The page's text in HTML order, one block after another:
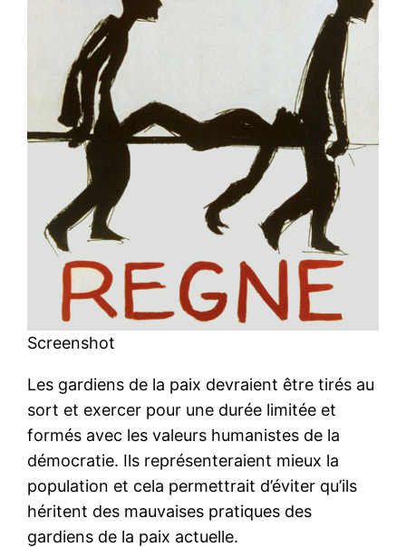
Screenshot
Les gardiens de la paix devraient être tirés au
sort et exercer pour une durée limitée et
formés avec les valeurs humanistes de la
démocratie. Ils représenteraient mieux la
population et cela permettrait d’éviter qu’ils
héritent des mauvaises pratiques des
gardiens de la paix actuelle.